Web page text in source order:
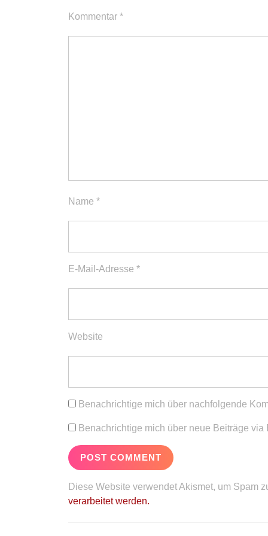
Kommentar *
Name *
E-Mail-Adresse *
Website
Benachrichtige mich über nachfolgende
Benachrichtige mich über neue Beiträge via
Diese Website verwendet Akismet, um Spam
verarbeitet werden.